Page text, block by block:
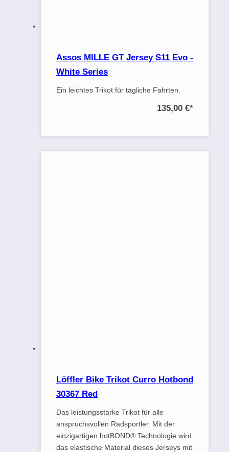
Assos MILLE GT Jersey S11 Evo -
White Series
Ein leichtes Trikot für tägliche Fahrten.
135,00 €*
Löffler Bike Trikot Curro Hotbond
30367 Red
Das leistungsstarke Trikot für alle
anspruchsvollen Radsportler. Mit der
einzigartigen hotBOND® Technologie wird
das elastische Material dieses Jerseys mit